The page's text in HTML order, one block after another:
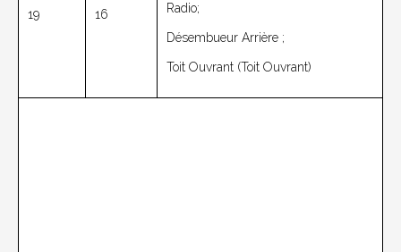
19 16 Radio;
Désembueur Arrière ;
Toit Ouvrant (toit Ouvrant)